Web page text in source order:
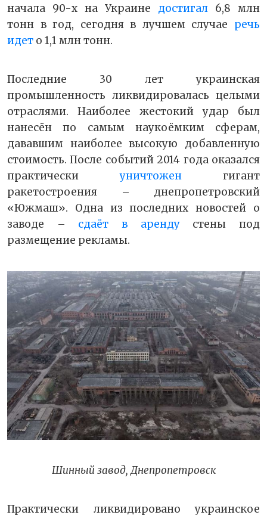
начала 90-х на Украине достигал 6,8 млн
тонн в год, сегодня в лучшем случае речь
идет о 1,1 млн тонн.
Последние 30 лет украинская
промышленность ликвидировалась целыми
отраслями. Наиболее жестокий удар был
нанесён по самым наукоёмким сферам,
дававшим наиболее высокую добавленную
стоимость. После событий 2014 года оказался
практическиуничтожен гигант
ракетостроения – днепропетровский
«Южмаш». Одна из последних новостей о
заводе – сдаёт в арендустены под
размещение рекламы.
Шинный завод, Днепропетровск
Практически ликвидировано украинское